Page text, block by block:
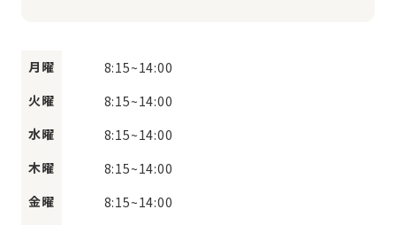
月曜 8:15~14:00
火曜
8:15~14:00
水曜
8:15~14:00
木曜
8:15~14:00
金曜
8:15~14:00